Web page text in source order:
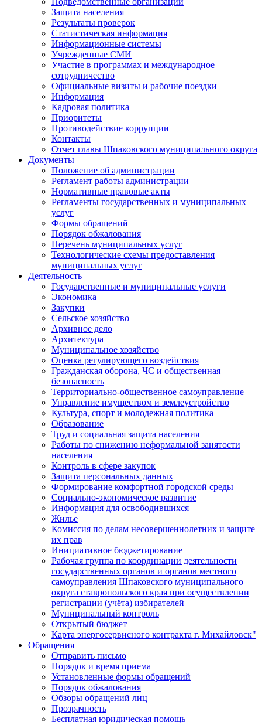
Защита населения
Результаты проверок
Статистическая информация
Информационные системы
Учрежденные СМИ
Участие в программах и международное
сотрудничество
Официальные визиты и рабочие поездки
Информация
Кадровая политика
Приоритеты
Противодействие коррупции
Контакты
Отчет главы Шпаковского муниципального округа
Документы
Положение об администрации
Регламент работы администрации
Нормативные правовые акты
Регламенты государственных и муниципальных
услуг
Формы обращений
Порядок обжалования
Перечень муниципальных услуг
Технологические схемы предоставления
муниципальных услуг
Деятельность
Государственные и муниципальные услуги
Экономика
Закупки
Сельское хозяйство
Архивное дело
Архитектура
Муниципальное хозяйство
Оценка регулирующего воздействия
Гражданская оборона, ЧС и общественная
безопасность
Территориально-общественное самоуправление
Управление имуществом и землеустройство
Культура, спорт и молодежная политика
Образование
Труд и социальная защита населения
Работы по снижению неформальной занятости
населения
Контроль в сфере закупок
Защита персональных данных
Формирование комфортной городской среды
Социально-экономическое развитие
Информация для освободившихся
Жилье
Комиссия по делам несовершеннолетних и защите
их прав
Инициативное бюджетирование
Рабочая группа по координации деятельности
государственных органов и органов местного
самоуправления Шпаковского муниципального
округа ставропольского края при осуществлении
регистрации (учёта) избирателей
Муниципальный контроль
Открытый бюджет
Карта энергосервисного контракта г. Михайловск"
Обращения
Отправить письмо
Порядок и время приема
Установленные формы обращений
Порядок обжалования
Обзоры обращений лиц
Прозрачность
Бесплатная юридическая помощь